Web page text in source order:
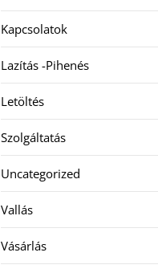
Kapcsolatok
Lazítás -Pihenés
Letöltés
Szolgáltatás
Uncategorized
Vallás
Vásárlás